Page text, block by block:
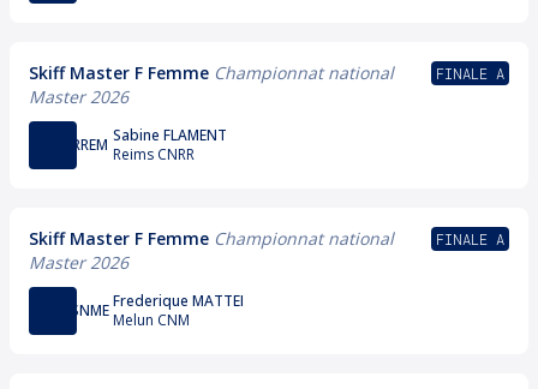
Skiff Master F Femme Championnat national
Master 2026
FINALE A
RREM Reims CNRR
Sabine FLAMENT
Skiff Master F Femme Championnat national
Master 2026
FINALE A
SNMEMelun CNM
Frederique MATTEI